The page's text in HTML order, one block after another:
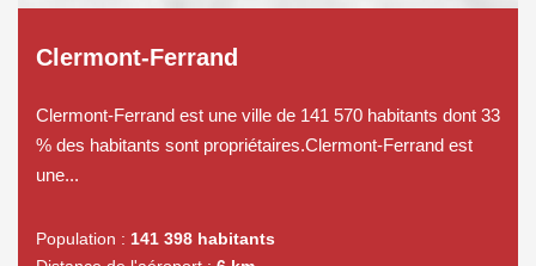
Clermont-Ferrand
Clermont-Ferrand est une ville de 141 570 habitants dont 33
% des habitants sont propriétaires.Clermont-Ferrand est
une...
Population : 141 398 habitants